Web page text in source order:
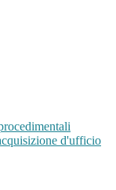
d'ufficio